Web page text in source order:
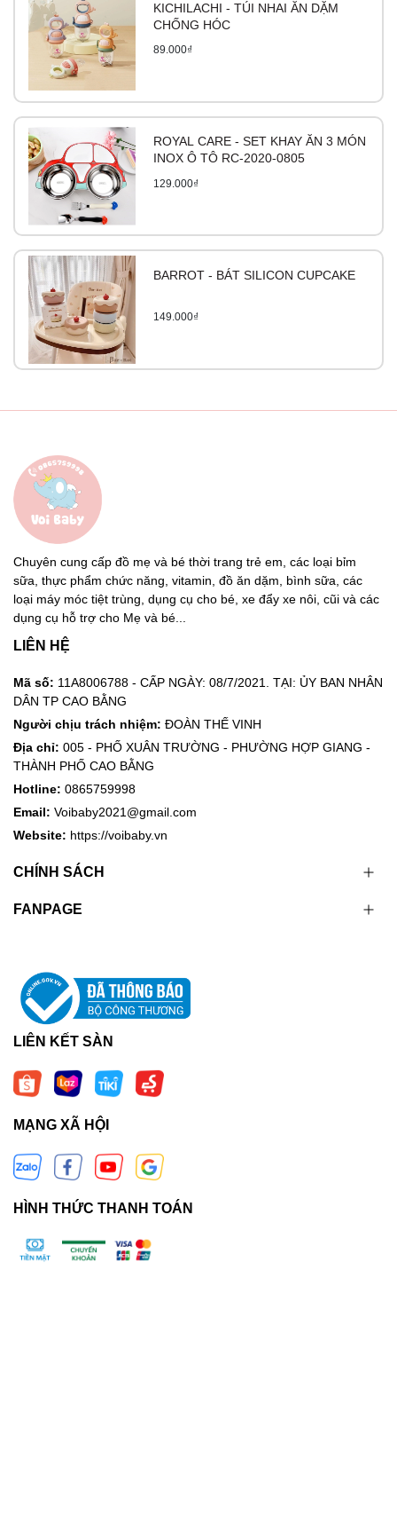
KICHILACHI - TÚI NHAI ĂN DẶM
CHỐNG HÓC
89.000₫
ROYAL CARE - SET KHAY ĂN 3 MÓN
INOX Ô TÔ RC-2020-0805
129.000₫
BARROT - BÁT SILICON CUPCAKE
149.000₫
Chuyên cung cấp đồ mẹ và bé thời trang trẻ em, các loại bỉm
sữa, thực phẩm chức năng, vitamin, đồ ăn dặm, bình sữa, các
loại máy móc tiệt trùng, dụng cụ cho bé, xe đẩy xe nôi, cũi và các
dụng cụ hỗ trợ cho Mẹ và bé...
LIÊN HỆ
Mã số: 11A8006788 - CẤP NGÀY: 08/7/2021. TẠI: ỦY BAN NHÂN
DÂN TP CAO BẰNG
Người chịu trách nhiệm: ĐOÀN THẾ VINH
Địa chỉ: 005 - PHỐ XUÂN TRƯỜNG - PHƯỜNG HỢP GIANG -
THÀNH PHỐ CAO BẰNG
Hotline: 0865759998
Email: Voibaby2021@gmail.com
Website: https://voibaby.vn
CHÍNH SÁCH
FANPAGE
LIÊN KẾT SÀN
MẠNG XÃ HỘI
HÌNH THỨC THANH TOÁN